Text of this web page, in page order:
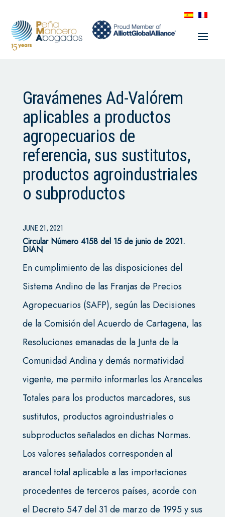
Gravámenes Ad-Valórem
aplicables a productos
agropecuarios de
referencia, sus sustitutos,
productos agroindustriales
o subproductos
JUNE 21, 2021
Circular Número 4158 del 15 de junio de 2021.
DIAN
En cumplimiento de las disposiciones del
Sistema Andino de las Franjas de Precios
Agropecuarios (SAFP), según las Decisiones
de la Comisión del Acuerdo de Cartagena, las
Resoluciones emanadas de la Junta de la
Comunidad Andina y demás normatividad
vigente, me permito informarles los Aranceles
Totales para los productos marcadores, sus
sustitutos, productos agroindustriales o
subproductos señalados en dichas Normas.
Los valores señalados corresponden al
arancel total aplicable a las importaciones
procedentes de terceros países, acorde con
el Decreto 547 del 31 de marzo de 1995 y sus